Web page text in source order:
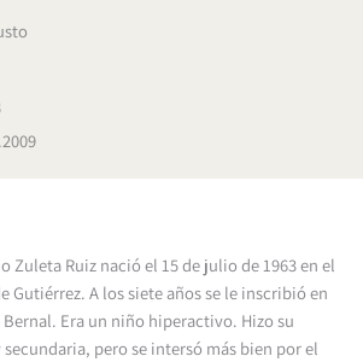
Zuleta Ruiz nació el 15 de julio de 1963 en el
Gutiérrez. A los siete años se le inscribió en
Era un niño hiperactivo. Hizo su
pero se intersó más bien por el